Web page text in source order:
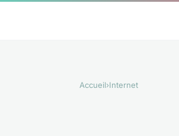
Accueil›Internet